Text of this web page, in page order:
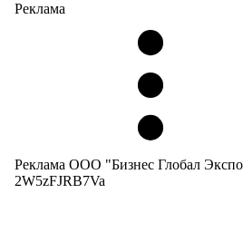
Реклама
Реклама ООО "Бизнес Глобал
2W5zFJRB7Va